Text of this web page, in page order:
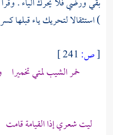
) استثقالا لتحريك ياء قبلها
[ص:
خمر الشيب لمتي تخميرا
ليت شعري إذا القيامة